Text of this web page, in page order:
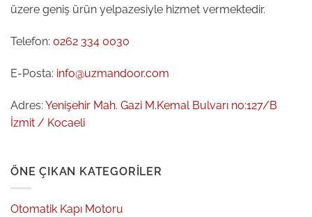
üzere geniş ürün yelpazesiyle hizmet vermektedir.
Telefon: 0262 334 0030
E-Posta: info@uzmandoor.com
Adres: Yenişehir Mah. Gazi M.Kemal Bulvarı no:127/B
İzmit / Kocaeli
ÖNE ÇIKAN KATEGORILER
Otomatik Kapı Motoru